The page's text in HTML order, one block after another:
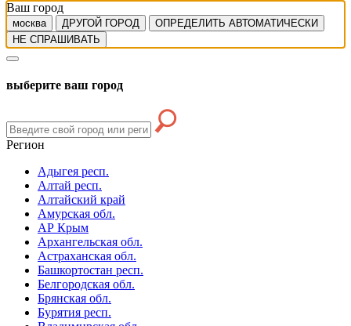
Ваш город
москва ДРУГОЙ ГОРОД
ОПРЕДЕЛИТЬ АВТОМАТИЧЕСКИ
НЕ СПРАШИВАТЬ
выберите ваш город
Регион
Адыгея респ.
Алтай респ.
Алтайский край
Амурская обл.
АР Крым
Архангельская обл.
Астраханская обл.
Башкортостан респ.
Белгородская обл.
Брянская обл.
Бурятия респ.